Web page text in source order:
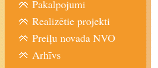
Pakalpojumi
Realizētie projekti
Preiļu novada NVO
Arhīvs